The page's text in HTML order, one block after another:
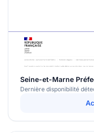
Seine-et-Marne
Dernière disponibilité